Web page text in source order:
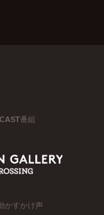
番組
かすかけ声